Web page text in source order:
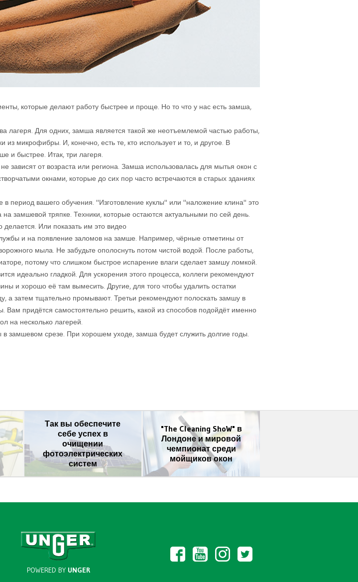
которые делают работу быстрее и проще. Но то что у нас есть замша,
лагеря. Для одних, замша является такой же неотъемлемой частью работы,
микрофибры. И, конечно, есть те, кто использует и то, и другое. В
и быстрее. Итак, три лагеря.
зависят от возраста или региона. Замша использовалась для мытья окон с
окнами, которые до сих пор часто встречаются в старых зданиях
период вашего обучения. "Изготовление куклы" или "наложение клина" это
замшевой тряпке. Техники, которые остаются актуальными по сей день.
делается. Или показать им это видео
и на появление заломов на замше. Например, чёрные отметины от
мыла. Не забудьте ополоснуть потом чистой водой. После работы,
потому что слишком быстрое испарение влаги сделает замшу ломкой.
идеально гладкой. Для ускорения этого процесса, коллеги рекомендуют
и хорошо её там вымесить. Другие, для того чтобы удалить остатки
а затем тщательно промывают. Третьи рекомендуют полоскать замшу в
Вам придётся самостоятельно решить, какой из способов подойдёт именно
на несколько лагерей.
в замшевом срезе. При хорошем уходе, замша будет служить долгие годы.
Так вы обеспечите
себе успех в
очищении
фотоэлектрических
систем
"The Cleaning ShoW" в
Лондоне и мировой
чемпионат среди
мойщиков окон
POWERED BY UNGER